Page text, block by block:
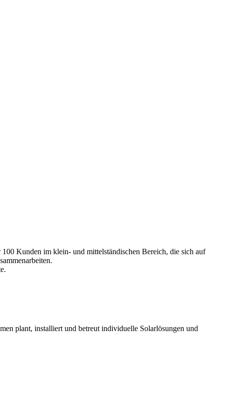
Kunden im klein- und mittelständischen Bereich, die sich auf
plant, installiert und betreut individuelle Solarlösungen und